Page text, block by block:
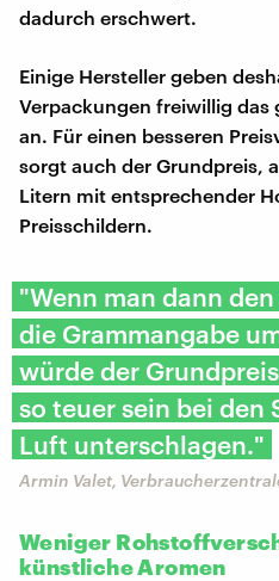
dadurch erschwert.
Einige Hersteller geben
Verpackungen freiwillig das
an. Für einen besseren
sorgt auch der Grundpreis,
Litern mit entsprechender
Preisschildern.
"Wenn man dann
die Grammangabe
würde der
so teuer sein bei den
Luft unterschlagen."
Armin Valet,
Weniger
künstliche Aromen